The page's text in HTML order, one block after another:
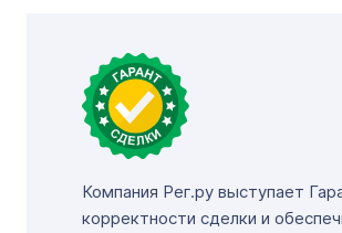
Компания Рег.ру выступает
корректности сделки и